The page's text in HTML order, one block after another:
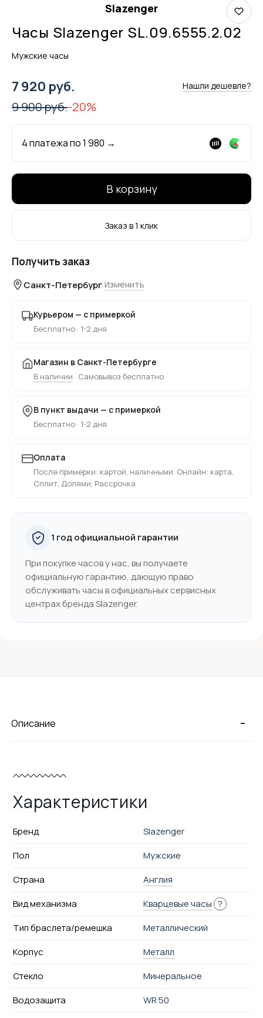
Slazenger
Часы Slazenger SL.09.6555.2.02
Мужские часы
7 920 руб. Нашли дешевле?
9 900 руб.-20%
4 платежа по1 980 →
В корзину
Заказ в 1 клик
Получить заказ
Санкт-Петербург Изменить
Курьером — с примеркой
Бесплатно · 1-2 дня
Магазин в Санкт-Петербурге
В наличии · Самовывоз бесплатно
В пункт выдачи — с примеркой
Бесплатно · 1-2 дня
Оплата
После примерки: картой, наличными. Онлайн: карта,
Сплит, Долями, Рассрочка
1 год официальной гарантии
При покупке часов у нас, вы получаете
официальную гарантию, дающую право
обслуживать часы в официальных сервисных
центрах бренда Slazenger.
-
Описание
Характеристики
Бренд
Slazenger
Пол
Мужские
Страна
Англия
Вид механизма
Кварцевые часы ?
Тип браслета/ремешка
Металлический
Корпус
Металл
Стекло
Минеральное
Водозащита
WR 50